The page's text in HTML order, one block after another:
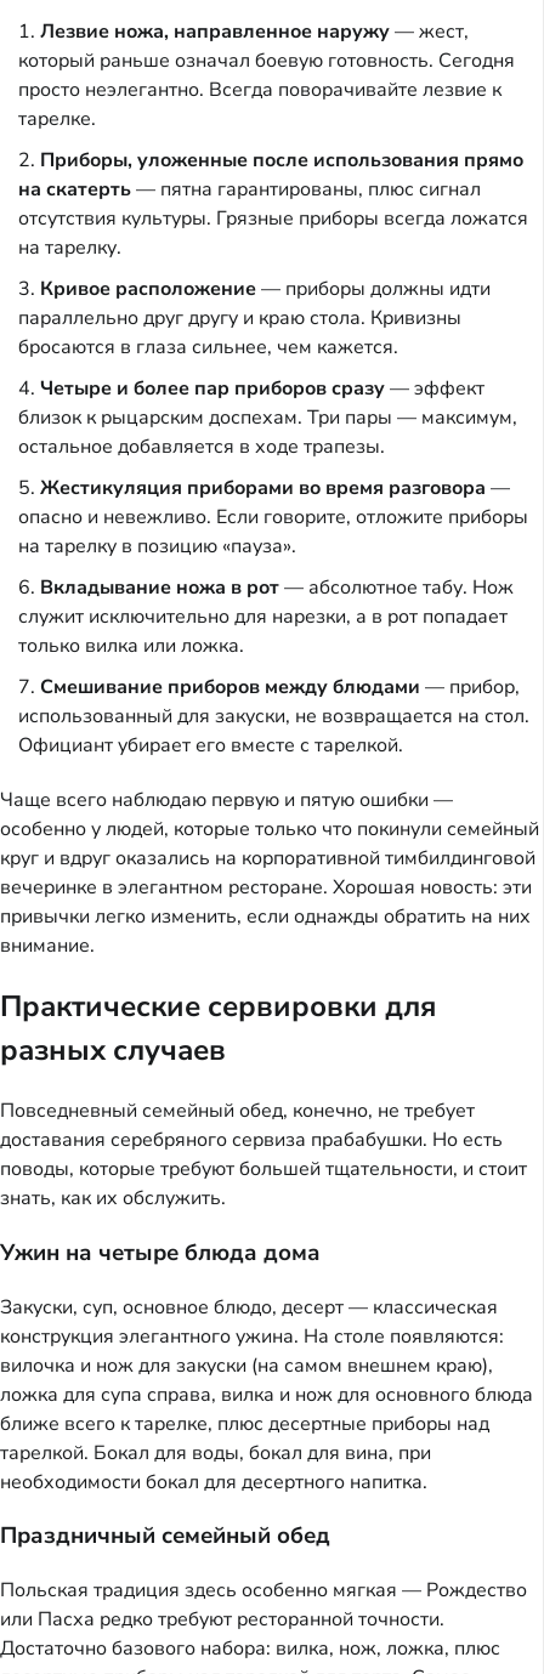
Лезвие ножа, направленное наружу— жест,
который раньше означал боевую готовность. Сегодня
просто неэлегантно. Всегда поворачивайте лезвие к
тарелке.
Приборы, уложенные после использования прямо
на скатерть— пятна гарантированы, плюс сигнал
отсутствия культуры. Грязные приборы всегда ложатся
на тарелку.
Кривое расположение— приборы должны идти
параллельно друг другу и краю стола. Кривизны
бросаются в глаза сильнее, чем кажется.
Четыре и более пар приборов сразу— эффект
близок к рыцарским доспехам. Три пары — максимум,
остальное добавляется в ходе трапезы.
Жестикуляция приборами во время разговора —
опасно и невежливо. Если говорите, отложите приборы
на тарелку в позицию «пауза».
Вкладывание ножа в рот— абсолютное табу. Нож
служит исключительно для нарезки, а в рот попадает
только вилка или ложка.
Смешивание приборов между блюдами — прибор,
использованный для закуски, не возвращается на стол.
Официант убирает его вместе с тарелкой.
Чаще всего наблюдаю первую и пятую ошибки —
особенно у людей, которые только что покинули семейный
круг и вдруг оказались на корпоративной тимбилдинговой
вечеринке в элегантном ресторане. Хорошая новость: эти
привычки легко изменить, если однажды обратить на них
внимание.
Практические сервировки для
разных случаев
Повседневный семейный обед, конечно, не требует
доставания серебряного сервиза прабабушки. Но есть
поводы, которые требуют большей тщательности, и стоит
знать, как их обслужить.
Ужин на четыре блюда дома
Закуски, суп, основное блюдо, десерт — классическая
конструкция элегантного ужина. На столе появляются:
вилочка и нож для закуски (на самом внешнем краю),
ложка для супа справа, вилка и нож для основного блюда
ближе всего к тарелке, плюс десертные приборы над
тарелкой. Бокал для воды, бокал для вина, при
необходимости бокал для десертного напитка.
Праздничный семейный обед
Польская традиция здесь особенно мягкая — Рождество
или Пасха редко требуют ресторанной точности.
Достаточно базового набора: вилка, нож, ложка, плюс